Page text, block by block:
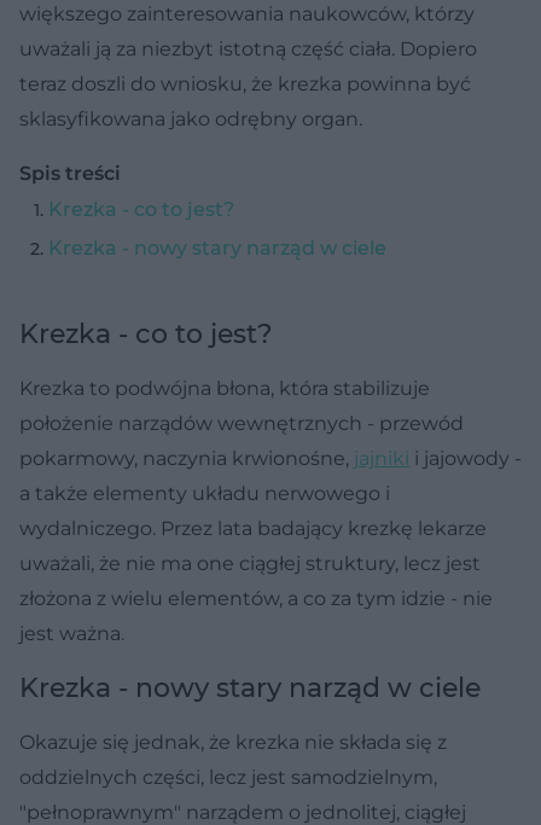
większego zainteresowania naukowców, którzy
uważali ją za niezbyt istotną część ciała. Dopiero
teraz doszli do wniosku, że krezka powinna być
sklasyfikowana jako odrębny organ.
Spis treści
Krezka - co to jest?
Krezka - nowy stary narząd w ciele
Krezka - co to jest?
Krezka to podwójna błona, która stabilizuje
położenie narządów wewnętrznych - przewód
pokarmowy, naczynia krwionośne, jajniki i jajowody -
a także elementy układu nerwowego i
wydalniczego. Przez lata badający krezkę lekarze
uważali, że nie ma one ciągłej struktury, lecz jest
złożona z wielu elementów, a co za tym idzie - nie
jest ważna.
Krezka - nowy stary narząd w ciele
Okazuje się jednak, że krezka nie składa się z
oddzielnych części, lecz jest samodzielnym,
"pełnoprawnym" narządem o jednolitej, ciągłej